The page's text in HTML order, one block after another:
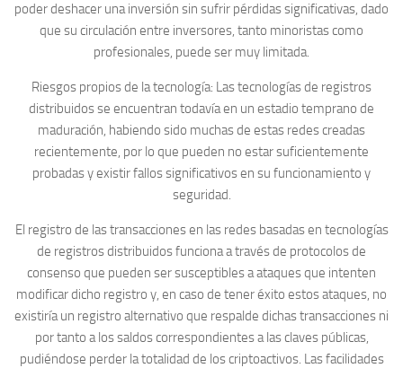
poder deshacer una inversión sin sufrir pérdidas significativas, dado
que su circulación entre inversores, tanto minoristas como
profesionales, puede ser muy limitada.
Riesgos propios de la tecnología: Las tecnologías de registros
distribuidos se encuentran todavía en un estadio temprano de
maduración, habiendo sido muchas de estas redes creadas
recientemente, por lo que pueden no estar suficientemente
probadas y existir fallos significativos en su funcionamiento y
seguridad.
El registro de las transacciones en las redes basadas en tecnologías
de registros distribuidos funciona a través de protocolos de
consenso que pueden ser susceptibles a ataques que intenten
modificar dicho registro y, en caso de tener éxito estos ataques, no
existiría un registro alternativo que respalde dichas transacciones ni
por tanto a los saldos correspondientes a las claves públicas,
pudiéndose perder la totalidad de los criptoactivos. Las facilidades